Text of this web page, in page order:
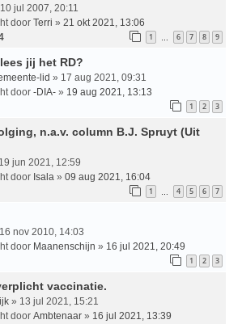
jul 2007, 20:11
door Terri » 21 okt 2021, 13:06
1 … 6 7 8 9
jij het RD?
lid » 17 aug 2021, 09:31
door -DIA- » 19 aug 2021, 13:13
1 2 3
n.a.v. column B.J. Spruyt (Uit
jun 2021, 12:59
door Isala » 09 aug 2021, 16:04
1 … 4 5 6 7
nov 2010, 14:03
door Maanenschijn » 16 jul 2021, 20:49
1 2 3
vaccinatie.
» 13 jul 2021, 15:21
door Ambtenaar » 16 jul 2021, 13:39